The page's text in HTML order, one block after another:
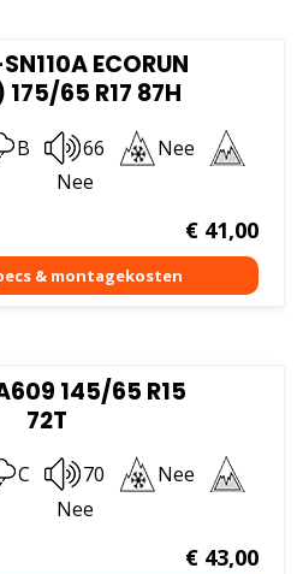
ECORUN
175/65 R17 87H
B 66
Nee
Nee
€41,00
145/65 R15
72T
C 70
Nee
Nee
€43,00